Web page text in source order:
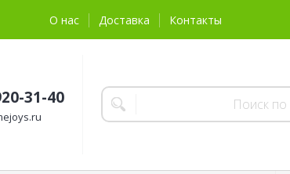
О нас Доставка Контакты
31-40